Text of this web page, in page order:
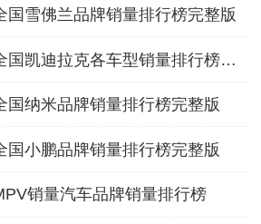
国雪佛兰品牌销量排行榜完整版
2022年2月全国凯迪拉克各车型销量排行榜完整版
国纳米品牌销量排行榜完整版
国小鹏品牌销量排行榜完整版
销量汽车品牌销量排行榜